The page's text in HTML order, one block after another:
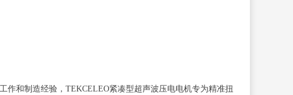
作和制造经验，TEKCELEO紧凑型超声波压电电机专为精准扭